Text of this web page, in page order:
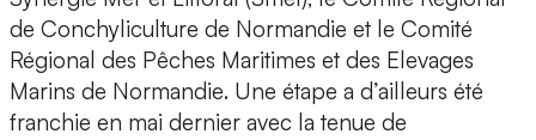
de Conchyliculture de Normandie et le Comité
Régional des Pêches Maritimes et des Elevages
Marins de Normandie. Une étape a d’ailleurs été
franchie en mai dernier avec la tenue de